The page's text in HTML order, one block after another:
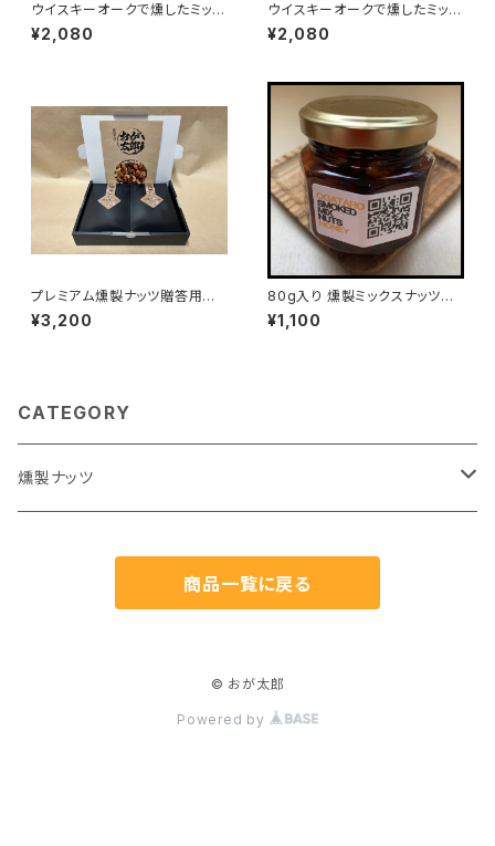
ウイスキーオークで燻したミック
スナッツ塩竃の藻塩仕立て（20
0g入り）
¥2,080
ウイスキーオークで燻したミック
スナッツ（200g入り）
¥2,080
プレミアム燻製ナッツ贈答用 4
5g×2袋×2箱（化粧箱入り）
¥3,200
80g入り 燻製ミックスナッツ蜂
蜜漬け
¥1,100
CATEGORY
燻製ナッツ
商品一覧に戻る
© おが太郎
Powered by